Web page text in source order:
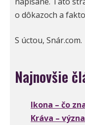
o dôkazoch a
S úctou, Snár.com.
Najnovšie
Ikona – čo
Kráva –